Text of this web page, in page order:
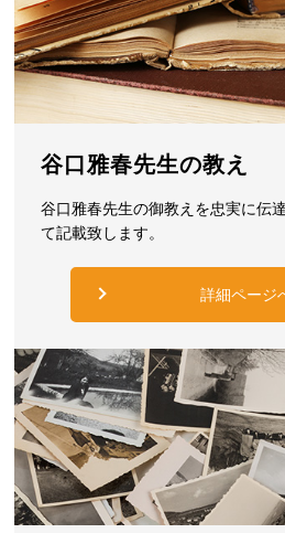
谷口雅春先生の教え
谷口雅春先生の御教えを忠実に伝
て記載致します。
詳細ページ